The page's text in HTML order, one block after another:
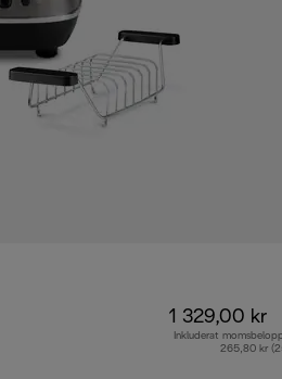
1 329,00 kr
Inkluderat
265,80 kr